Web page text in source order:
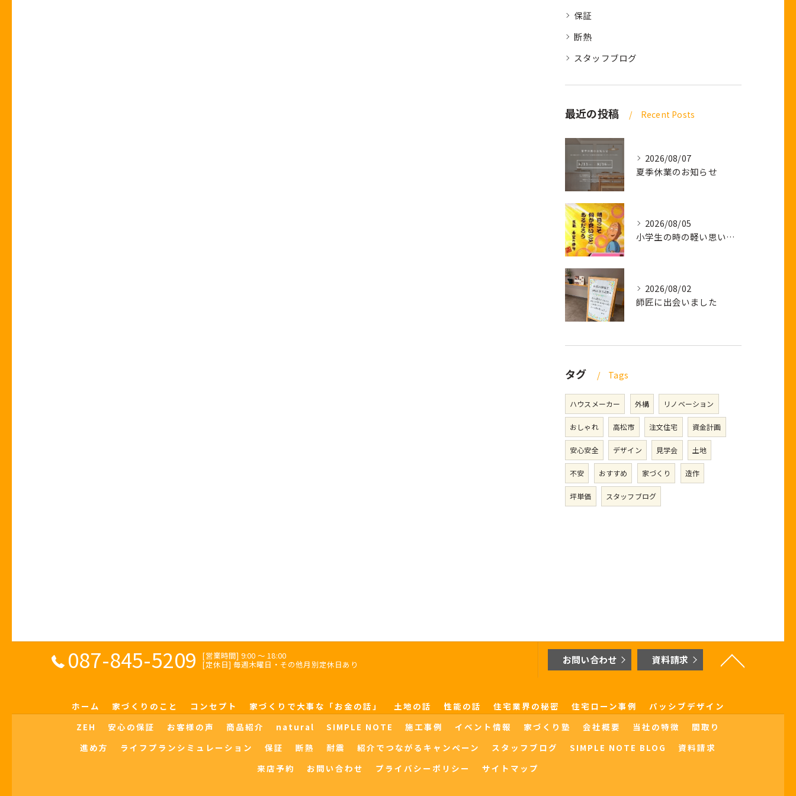
保証
断熱
スタッフブログ
最近の投稿 Recent Posts
2026/08/07
夏季休業のお知らせ
2026/08/05
小学生の時の軽い思い出話し
2026/08/02
師匠に出会いました
タグ Tags
ハウスメーカー 外構 リノベーション
おしゃれ 高松市 注文住宅 資金計画
安心安全 デザイン 見学会 土地
不安 おすすめ 家づくり 造作
坪単価 スタッフブログ
087-845-5209 [営業時間] 9:00 〜 18:00
[定休日] 毎週木曜日・その他月別定休日あり お問い合わせ 資料請求
ホーム 家づくりのこと コンセプト 家づくりで大事な「お金の話」 土地の話 性能の話 住宅業界の秘密 住宅ローン事例
パッシブデザイン
ZEH
安心の保証 お客様の声 商品紹介 natural SIMPLE NOTE 施工事例 イベント情報 家づくり塾 会社概要 当社の特徴
間取り
進め方
ライフプランシミュレーション 保証 断熱 耐震 紹介でつながるキャンペーン スタッフブログ SIMPLE NOTE BLOG
資料請求
来店予約
お問い合わせ プライバシーポリシー サイトマップ